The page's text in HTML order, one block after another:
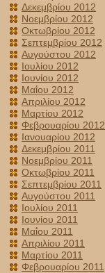
Δεκεμβρίου 2012
Νοεμβρίου 2012
Οκτωβρίου 2012
Σεπτεμβρίου 2012
Αυγούστου 2012
Ιουλίου 2012
Ιουνίου 2012
Μαΐου 2012
Απριλίου 2012
Μαρτίου 2012
Φεβρουαρίου 2012
Ιανουαρίου 2012
Δεκεμβρίου 2011
Νοεμβρίου 2011
Οκτωβρίου 2011
Σεπτεμβρίου 2011
Αυγούστου 2011
Ιουλίου 2011
Ιουνίου 2011
Μαΐου 2011
Απριλίου 2011
Μαρτίου 2011
Φεβρουαρίου 2011